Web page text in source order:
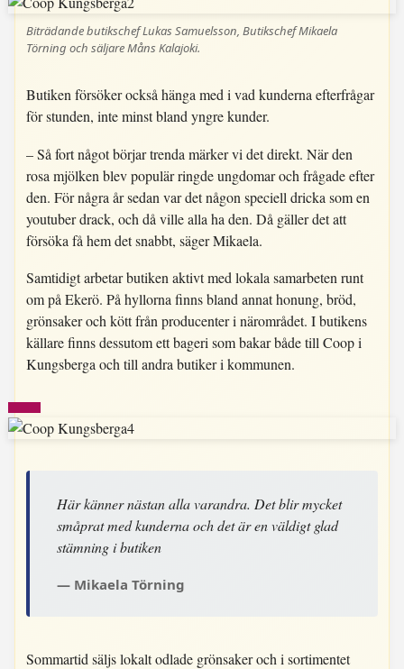
Biträdande butikschef Lukas Samuelsson, Butikschef Mikaela
Törning och säljare Måns Kalajoki.
Butiken försöker också hänga med i vad kunderna efterfrågar
för stunden, inte minst bland yngre kunder.
– Så fort något börjar trenda märker vi det direkt. När den
rosa mjölken blev populär ringde ungdomar och frågade efter
den. För några år sedan var det någon speciell dricka som en
youtuber drack, och då ville alla ha den. Då gäller det att
försöka få hem det snabbt, säger Mikaela.
Samtidigt arbetar butiken aktivt med lokala samarbeten runt
om på Ekerö. På hyllorna finns bland annat honung, bröd,
grönsaker och kött från producenter i närområdet. I butikens
källare finns dessutom ett bageri som bakar både till Coop i
Kungsberga och till andra butiker i kommunen.
Här känner nästan alla varandra. Det blir mycket
småprat med kunderna och det är en väldigt glad
stämning i butiken
Mikaela Törning
Sommartid säljs lokalt odlade grönsaker och i sortimentet